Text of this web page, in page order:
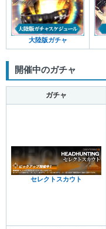
大陸版ガチャ
開催中のガチャ
ガチャ
セレクトスカウト